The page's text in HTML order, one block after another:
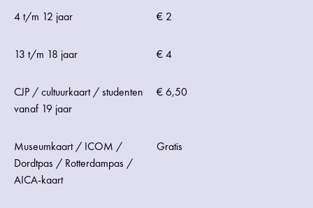
4 t/m 12 jaar € 2
13 t/m 18 jaar € 4
CJP / cultuurkaart / studenten
vanaf 19 jaar
€ 6,50
Museumkaart / ICOM /
Dordtpas / Rotterdampas /
AICA-kaart
Gratis